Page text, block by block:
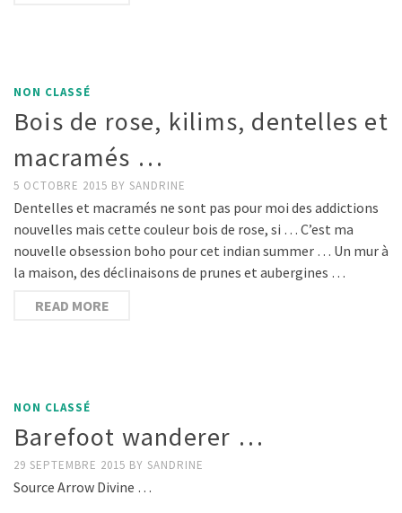
NON CLASSÉ
Bois de rose, kilims, dentelles et
macramés …
5 OCTOBRE 2015 BY SANDRINE
Dentelles et macramés ne sont pas pour moi des addictions
nouvelles mais cette couleur bois de rose, si … C’est ma
nouvelle obsession boho pour cet indian summer … Un mur à
la maison, des déclinaisons de prunes et aubergines …
READ MORE
NON CLASSÉ
Barefoot wanderer …
29 SEPTEMBRE 2015 BY SANDRINE
Source Arrow Divine …